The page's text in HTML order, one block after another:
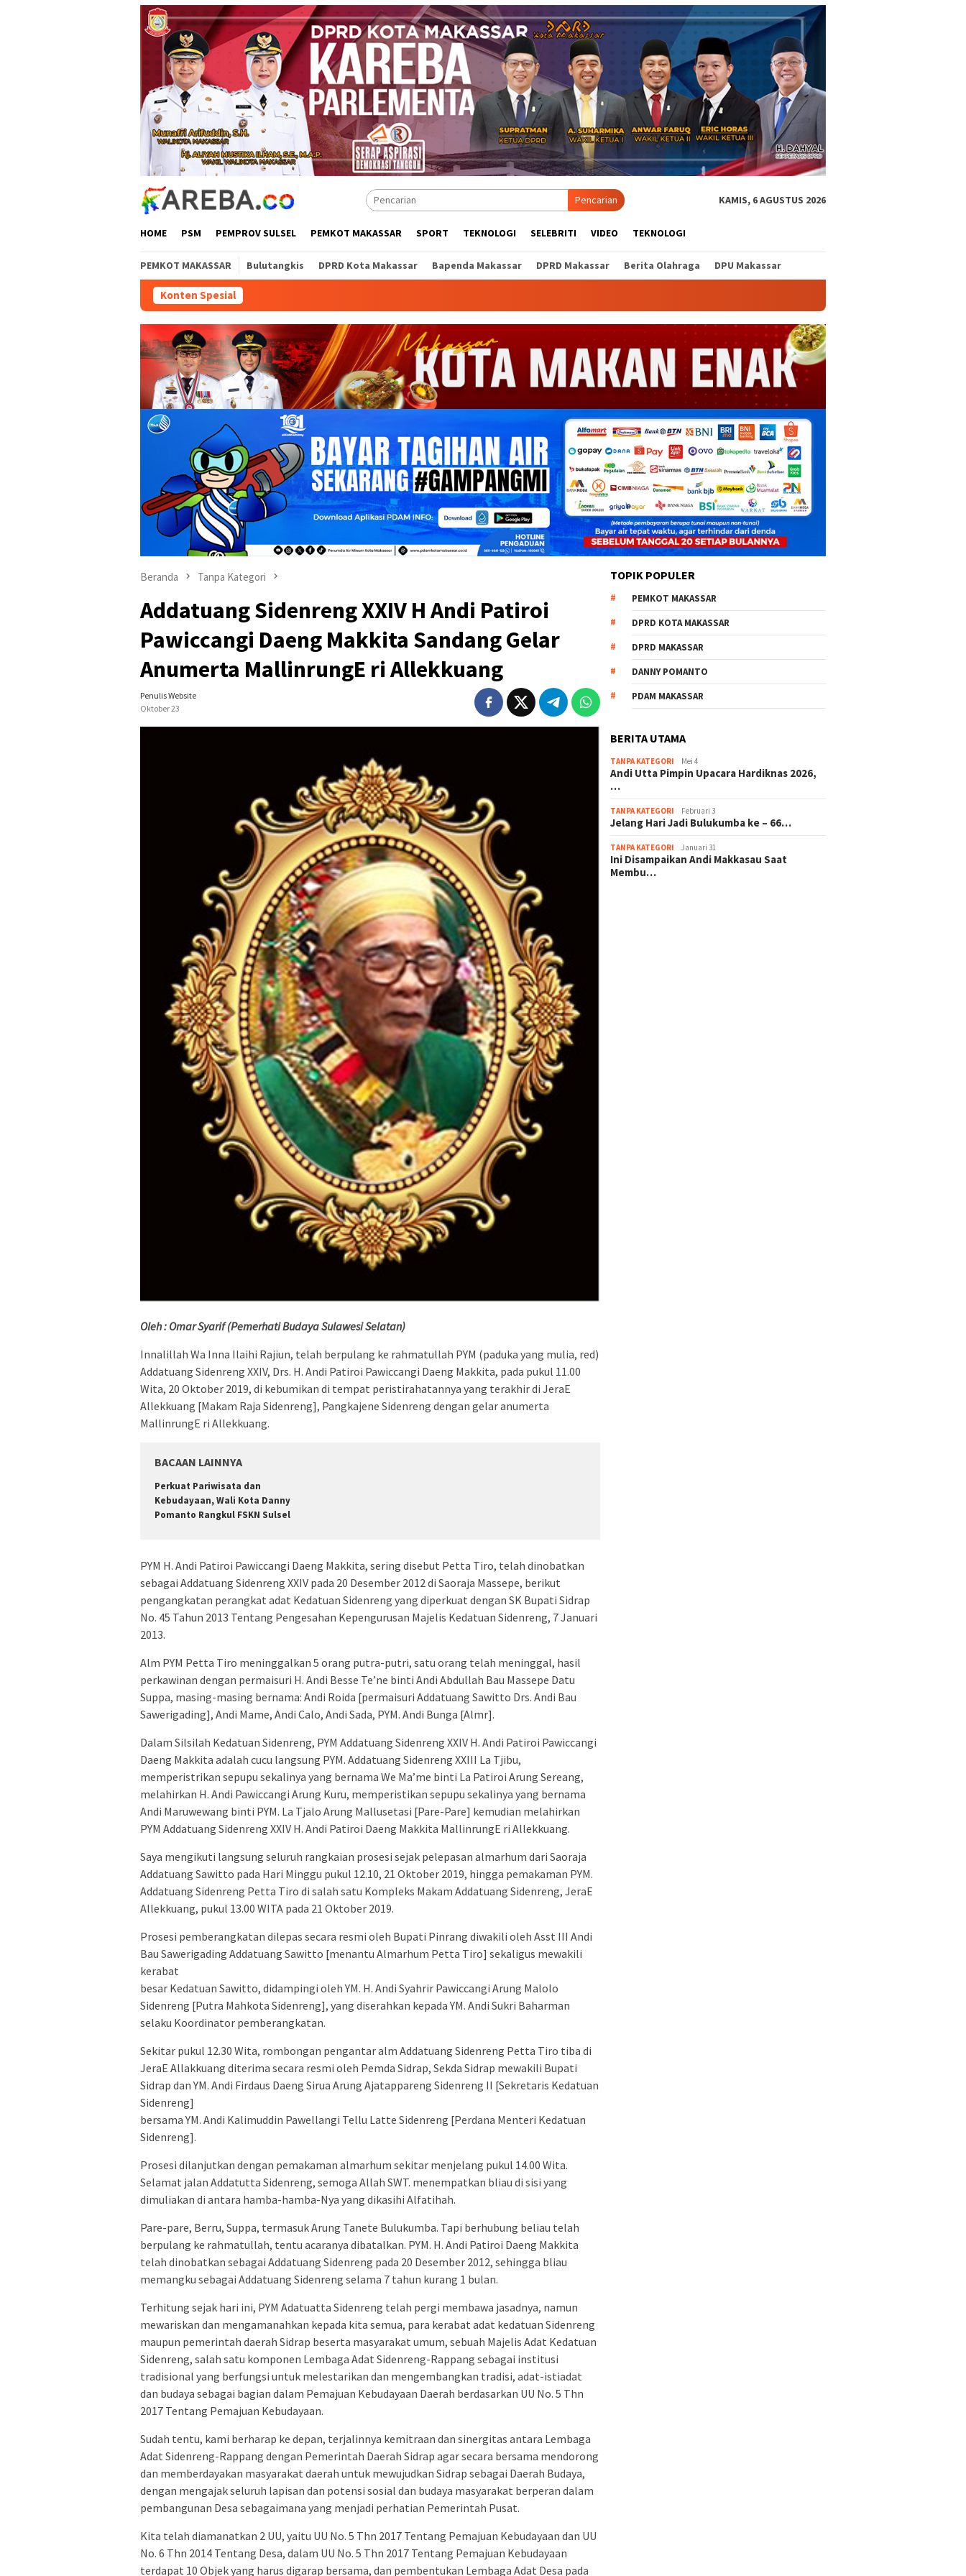
Pencarian KAMIS, 6 AGUSTUS 2026
HOME PSM PEMPROV SULSEL PEMKOT MAKASSAR SPORT TEKNOLOGI SELEBRITI VIDEO TEKNOLOGI
PEMKOT MAKASSAR Bulutangkis DPRD Kota Makassar Bapenda Makassar DPRD Makassar Berita Olahraga DPU Makassar
Konten Spesial
Beranda Tanpa Kategori
Addatuang Sidenreng XXIV H Andi Patiroi
Pawiccangi Daeng Makkita Sandang Gelar
Anumerta MallinrungE ri Allekkuang
Penulis Website
Oktober 23
Oleh : Omar Syarif (Pemerhati Budaya Sulawesi Selatan)
Innalillah Wa Inna Ilaihi Rajiun, telah berpulang ke rahmatullah PYM (paduka yang mulia, red)
Addatuang Sidenreng XXIV, Drs. H. Andi Patiroi Pawiccangi Daeng Makkita, pada pukul 11.00
Wita, 20 Oktober 2019, di kebumikan di tempat peristirahatannya yang terakhir di JeraE
Allekkuang [Makam Raja Sidenreng], Pangkajene Sidenreng dengan gelar anumerta
MallinrungE ri Allekkuang.
BACAAN LAINNYA
Perkuat Pariwisata dan
Kebudayaan, Wali Kota Danny
Pomanto Rangkul FSKN Sulsel
PYM H. Andi Patiroi Pawiccangi Daeng Makkita, sering disebut Petta Tiro, telah dinobatkan
sebagai Addatuang Sidenreng XXIV pada 20 Desember 2012 di Saoraja Massepe, berikut
pengangkatan perangkat adat Kedatuan Sidenreng yang diperkuat dengan SK Bupati Sidrap
No. 45 Tahun 2013 Tentang Pengesahan Kepengurusan Majelis Kedatuan Sidenreng, 7 Januari
2013.
Alm PYM Petta Tiro meninggalkan 5 orang putra-putri, satu orang telah meninggal, hasil
perkawinan dengan permaisuri H. Andi Besse Te’ne binti Andi Abdullah Bau Massepe Datu
Suppa, masing-masing bernama: Andi Roida [permaisuri Addatuang Sawitto Drs. Andi Bau
Sawerigading], Andi Mame, Andi Calo, Andi Sada, PYM. Andi Bunga [Almr].
Dalam Silsilah Kedatuan Sidenreng, PYM Addatuang Sidenreng XXIV H. Andi Patiroi Pawiccangi
Daeng Makkita adalah cucu langsung PYM. Addatuang Sidenreng XXIII La Tjibu,
memperistrikan sepupu sekalinya yang bernama We Ma’me binti La Patiroi Arung Sereang,
melahirkan H. Andi Pawiccangi Arung Kuru, memperistikan sepupu sekalinya yang bernama
Andi Maruwewang binti PYM. La Tjalo Arung Mallusetasi [Pare-Pare] kemudian melahirkan
PYM Addatuang Sidenreng XXIV H. Andi Patiroi Daeng Makkita MallinrungE ri Allekkuang.
Saya mengikuti langsung seluruh rangkaian prosesi sejak pelepasan almarhum dari Saoraja
Addatuang Sawitto pada Hari Minggu pukul 12.10, 21 Oktober 2019, hingga pemakaman PYM.
Addatuang Sidenreng Petta Tiro di salah satu Kompleks Makam Addatuang Sidenreng, JeraE
Allekkuang, pukul 13.00 WITA pada 21 Oktober 2019.
Prosesi pemberangkatan dilepas secara resmi oleh Bupati Pinrang diwakili oleh Asst III Andi
Bau Sawerigading Addatuang Sawitto [menantu Almarhum Petta Tiro] sekaligus mewakili
kerabat
besar Kedatuan Sawitto, didampingi oleh YM. H. Andi Syahrir Pawiccangi Arung Malolo
Sidenreng [Putra Mahkota Sidenreng], yang diserahkan kepada YM. Andi Sukri Baharman
selaku Koordinator pemberangkatan.
Sekitar pukul 12.30 Wita, rombongan pengantar alm Addatuang Sidenreng Petta Tiro tiba di
JeraE Allakkuang diterima secara resmi oleh Pemda Sidrap, Sekda Sidrap mewakili Bupati
Sidrap dan YM. Andi Firdaus Daeng Sirua Arung Ajatappareng Sidenreng II [Sekretaris Kedatuan
Sidenreng]
bersama YM. Andi Kalimuddin Pawellangi Tellu Latte Sidenreng [Perdana Menteri Kedatuan
Sidenreng].
Prosesi dilanjutkan dengan pemakaman almarhum sekitar menjelang pukul 14.00 Wita.
Selamat jalan Addatutta Sidenreng, semoga Allah SWT. menempatkan bliau di sisi yang
dimuliakan di antara hamba-hamba-Nya yang dikasihi Alfatihah.
Pare-pare, Berru, Suppa, termasuk Arung Tanete Bulukumba. Tapi berhubung beliau telah
berpulang ke rahmatullah, tentu acaranya dibatalkan. PYM. H. Andi Patiroi Daeng Makkita
telah dinobatkan sebagai Addatuang Sidenreng pada 20 Desember 2012, sehingga bliau
memangku sebagai Addatuang Sidenreng selama 7 tahun kurang 1 bulan.
Terhitung sejak hari ini, PYM Adatuatta Sidenreng telah pergi membawa jasadnya, namun
mewariskan dan mengamanahkan kepada kita semua, para kerabat adat kedatuan Sidenreng
maupun pemerintah daerah Sidrap beserta masyarakat umum, sebuah Majelis Adat Kedatuan
Sidenreng, salah satu komponen Lembaga Adat Sidenreng-Rappang sebagai institusi
tradisional yang berfungsi untuk melestarikan dan mengembangkan tradisi, adat-istiadat
dan budaya sebagai bagian dalam Pemajuan Kebudayaan Daerah berdasarkan UU No. 5 Thn
2017 Tentang Pemajuan Kebudayaan.
Sudah tentu, kami berharap ke depan, terjalinnya kemitraan dan sinergitas antara Lembaga
Adat Sidenreng-Rappang dengan Pemerintah Daerah Sidrap agar secara bersama mendorong
dan memberdayakan masyarakat daerah untuk mewujudkan Sidrap sebagai Daerah Budaya,
dengan mengajak seluruh lapisan dan potensi sosial dan budaya masyarakat berperan dalam
pembangunan Desa sebagaimana yang menjadi perhatian Pemerintah Pusat.
Kita telah diamanatkan 2 UU, yaitu UU No. 5 Thn 2017 Tentang Pemajuan Kebudayaan dan UU
No. 6 Thn 2014 Tentang Desa, dalam UU No. 5 Thn 2017 Tentang Pemajuan Kebudayaan
terdapat 10 Objek yang harus digarap bersama, dan pembentukan Lembaga Adat Desa pada
TOPIK POPULER
PEMKOT MAKASSAR
DPRD KOTA MAKASSAR
DPRD MAKASSAR
DANNY POMANTO
PDAM MAKASSAR
BERITA UTAMA
TANPA KATEGORI Mei 4
Andi Utta Pimpin Upacara Hardiknas 2026,
…
TANPA KATEGORI Februari 3
Jelang Hari Jadi Bulukumba ke – 66…
TANPA KATEGORI Januari 31
Ini Disampaikan Andi Makkasau Saat
Membu…